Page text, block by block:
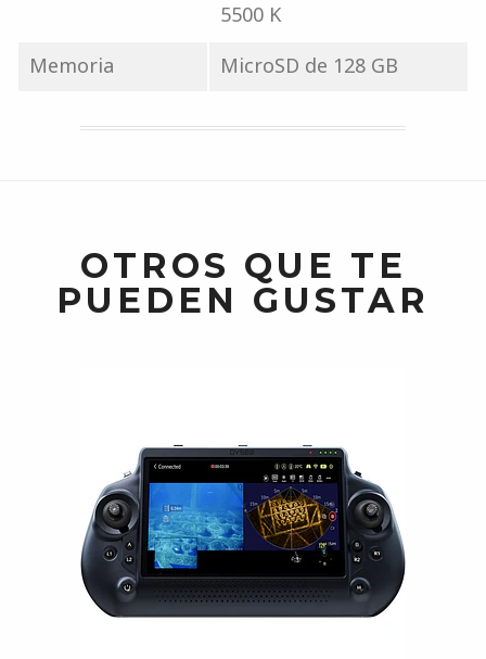
5500 K
Memoria
MicroSD de 128 GB
OTROS QUE TE
PUEDEN GUSTAR